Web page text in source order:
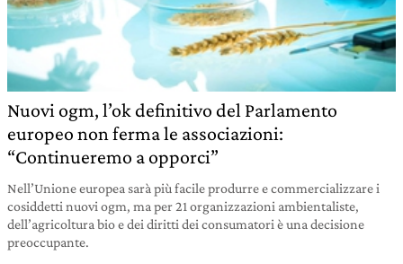
Nuovi ogm, l’ok definitivo del Parlamento
europeo non ferma le associazioni:
“Continueremo a opporci”
Nell’Unione europea sarà più facile produrre e commercializzare i
cosiddetti nuovi ogm, ma per 21 organizzazioni ambientaliste,
dell’agricoltura bio e dei diritti dei consumatori è una decisione
preoccupante.